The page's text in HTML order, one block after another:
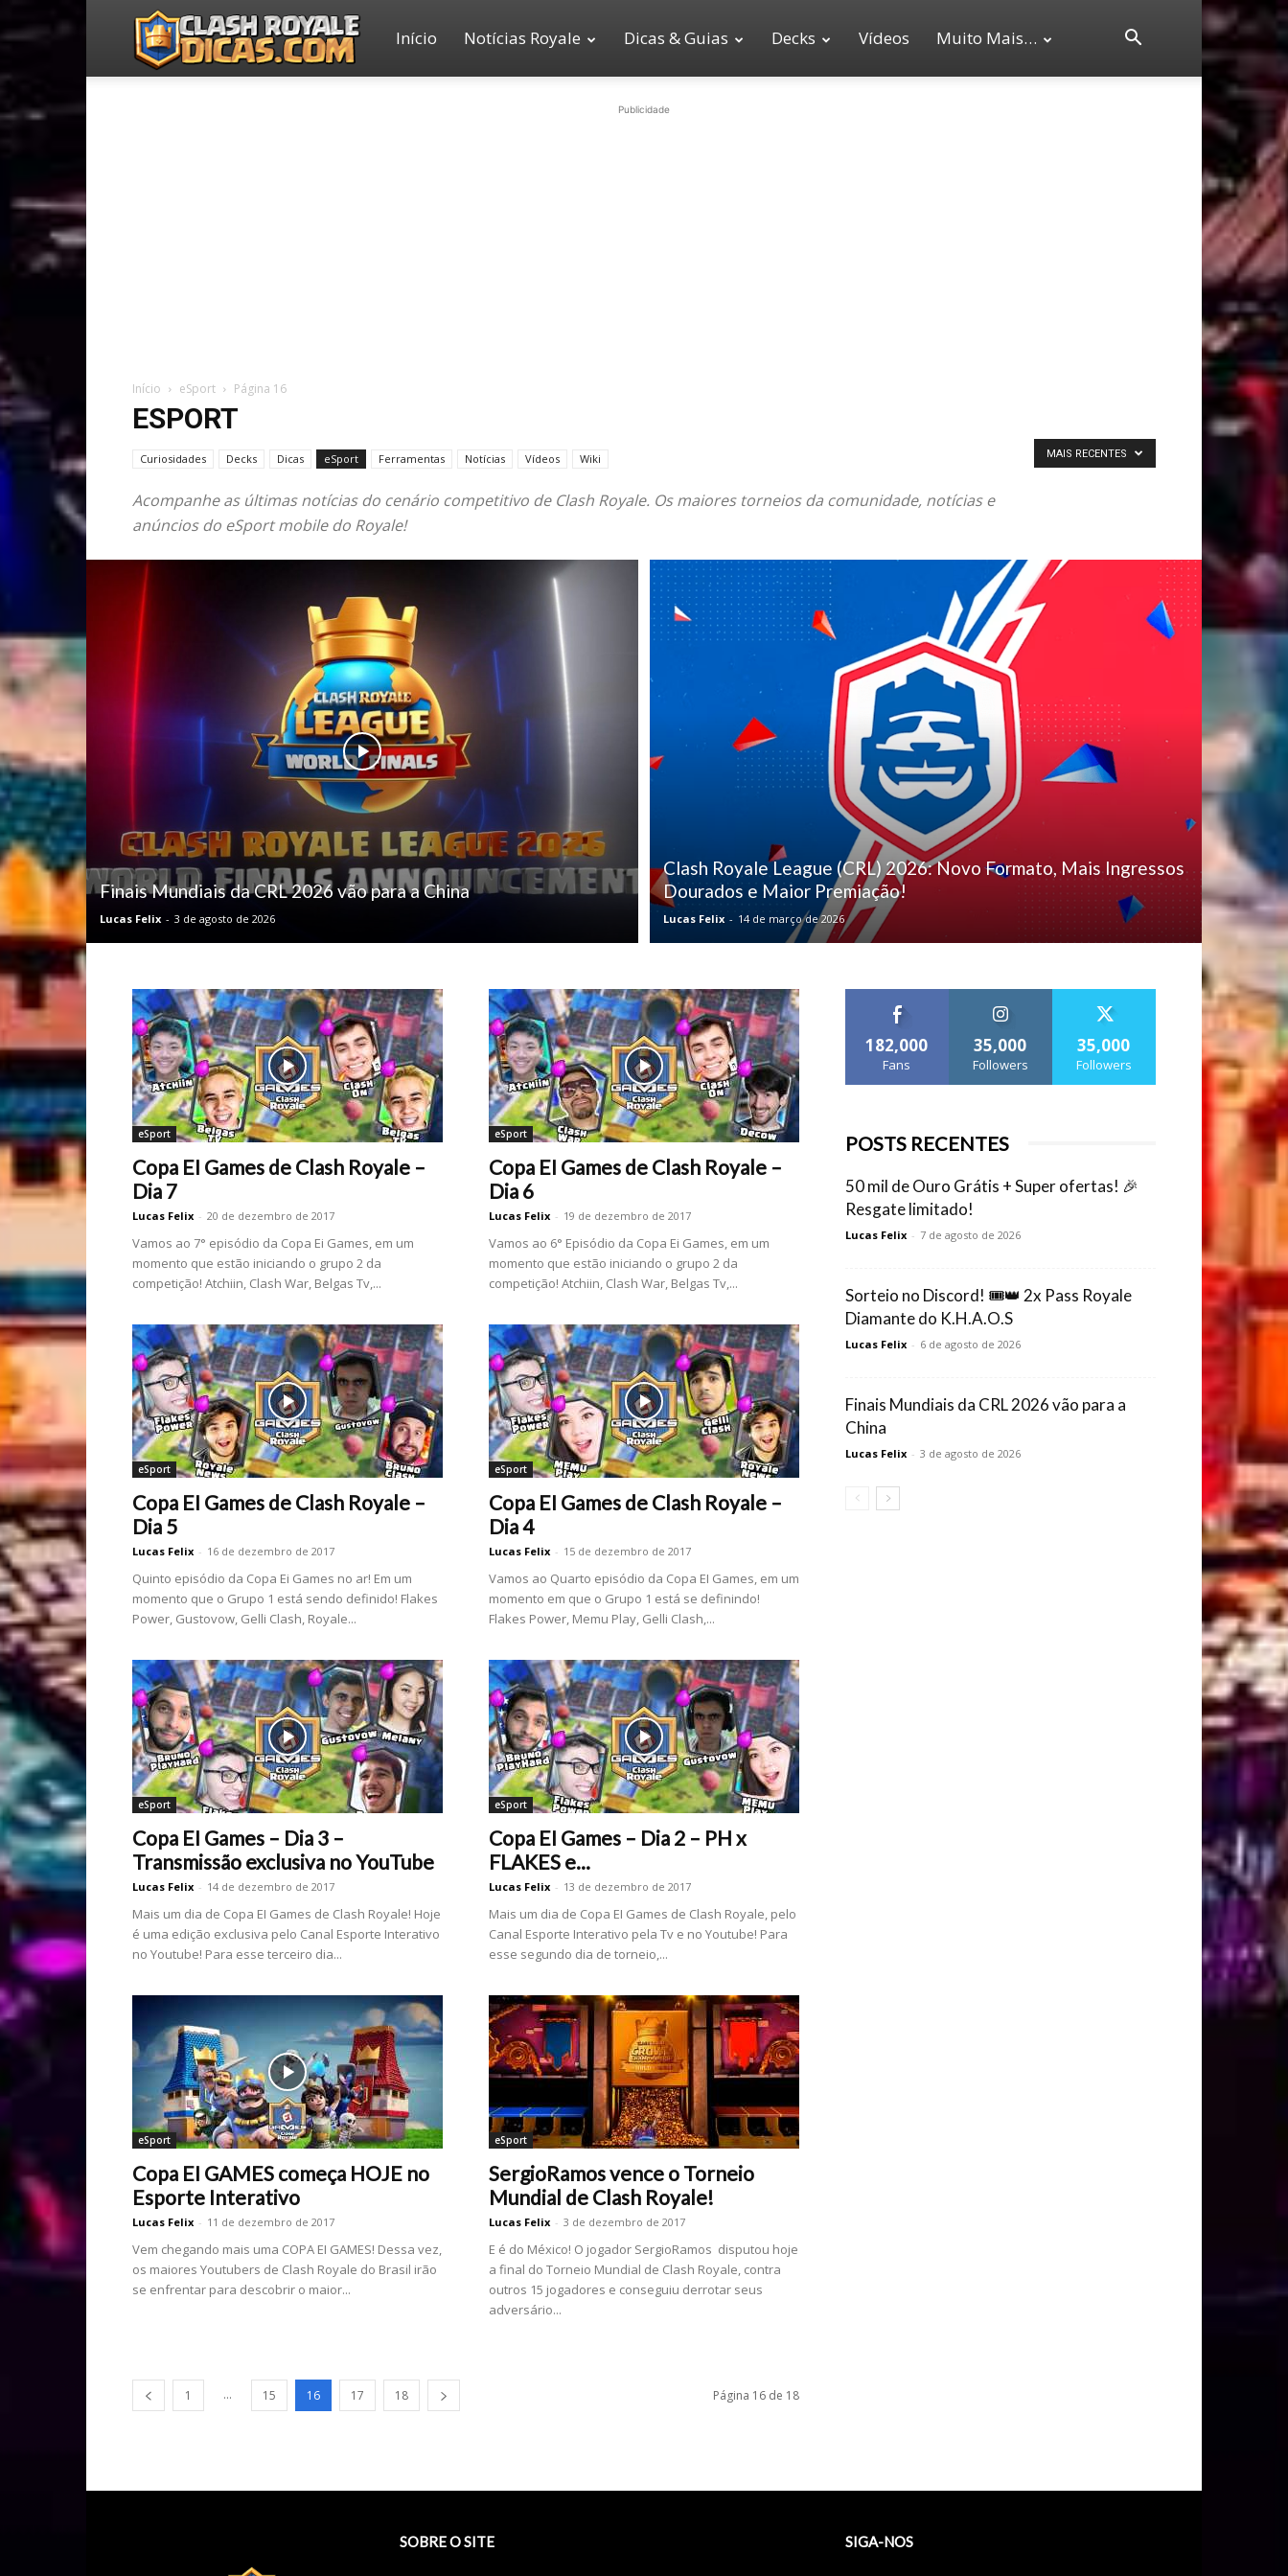
Clash
Início Notícias Royale Dicas & Guias Decks Vídeos Muito Mais…
Publicidade
Início eSport Página 16
ESPORT
Curiosidades Decks Dicas eSport Ferramentas Notícias Vídeos Wiki
Acompanhe as últimas notícias do cenário competitivo de Clash Royale. Os maiores torneios da comunidade, notícias e
anúncios do eSport mobile do Royale!
MAIS RECENTES
Finais Mundiais da CRL 2026 vão para a China
Lucas Felix - 3 de agosto de 2026
Clash Royale League (CRL) 2026: Novo Formato, Mais Ingressos
Dourados e Maior Premiação!
Lucas Felix - 14 de março de 2026
eSport
Copa EI Games de Clash Royale –
Dia 7
Lucas Felix - 20 de dezembro de 2017
Vamos ao 7° episódio da Copa Ei Games, em um
momento que estão iniciando o grupo 2 da
competição! Atchiin, Clash War, Belgas Tv,...
eSport
Copa EI Games de Clash Royale –
Dia 6
Lucas Felix - 19 de dezembro de 2017
Vamos ao 6° Episódio da Copa Ei Games, em um
momento que estão iniciando o grupo 2 da
competição! Atchiin, Clash War, Belgas Tv,...
eSport
Copa EI Games de Clash Royale –
Dia 5
Lucas Felix - 16 de dezembro de 2017
Quinto episódio da Copa Ei Games no ar! Em um
momento que o Grupo 1 está sendo definido! Flakes
Power, Gustovow, Gelli Clash, Royale...
eSport
Copa EI Games de Clash Royale –
Dia 4
Lucas Felix - 15 de dezembro de 2017
Vamos ao Quarto episódio da Copa EI Games, em um
momento em que o Grupo 1 está se definindo!
Flakes Power, Memu Play, Gelli Clash,...
eSport
Copa EI Games – Dia 3 –
Transmissão exclusiva no YouTube
Lucas Felix - 14 de dezembro de 2017
Mais um dia de Copa EI Games de Clash Royale! Hoje
é uma edição exclusiva pelo Canal Esporte Interativo
no Youtube! Para esse terceiro dia...
eSport
Copa EI Games – Dia 2 – PH x
FLAKES e...
Lucas Felix - 13 de dezembro de 2017
Mais um dia de Copa EI Games de Clash Royale, pelo
Canal Esporte Interativo pela Tv e no Youtube! Para
esse segundo dia de torneio,...
eSport
Copa EI GAMES começa HOJE no
Esporte Interativo
Lucas Felix - 11 de dezembro de 2017
Vem chegando mais uma COPA EI GAMES! Dessa vez,
os maiores Youtubers de Clash Royale do Brasil irão
se enfrentar para descobrir o maior...
eSport
SergioRamos vence o Torneio
Mundial de Clash Royale!
Lucas Felix - 3 de dezembro de 2017
E é do México! O jogador SergioRamos disputou hoje
a final do Torneio Mundial de Clash Royale, contra
outros 15 jogadores e conseguiu derrotar seus
adversário...
1 ... 15 16 17 18 Página 16 de 18
182,000
Fans
35,000
Followers
35,000
Followers
POSTS RECENTES
50 mil de Ouro Grátis + Super ofertas! 🎉
Resgate limitado!
Lucas Felix - 7 de agosto de 2026
Sorteio no Discord! 🎟️👑 2x Pass Royale
Diamante do K.H.A.O.S
Lucas Felix - 6 de agosto de 2026
Finais Mundiais da CRL 2026 vão para a
China
Lucas Felix - 3 de agosto de 2026
SOBRE O SITE SIGA-NOS